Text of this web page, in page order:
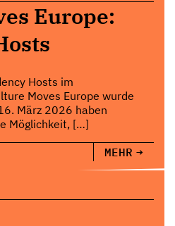
Europe:
Hosts im
Moves Europe wurde
März 2026 haben
Möglichkeit, […]
MEHR